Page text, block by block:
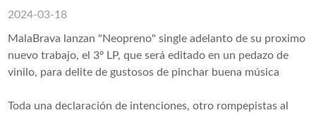
2024-03-18
MalaBrava lanzan "Neopreno" single adelanto de su proximo
nuevo trabajo, el 3º LP, que será editado en un pedazo de
vinilo, para delite de gustosos de pinchar buena música
Toda una declaración de intenciones, otro rompepistas al